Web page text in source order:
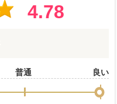
4.78
普通 良い